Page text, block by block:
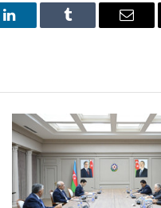
LinkedIn Tumblr Email